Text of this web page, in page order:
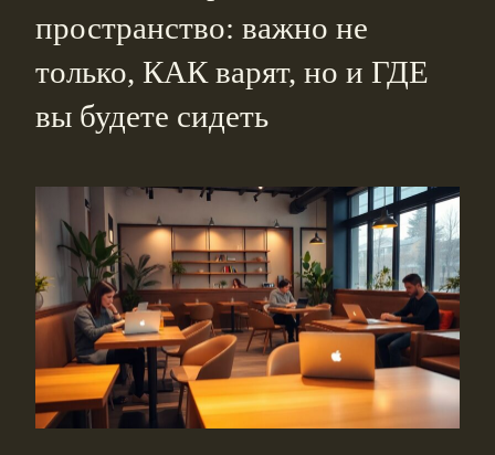
пространство: важно не
только, КАК варят, но и ГДЕ
вы будете сидеть